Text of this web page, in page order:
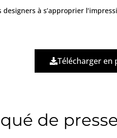
à s’approprier
Télécharger en
de